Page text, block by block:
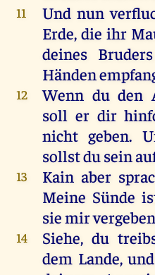
11 Und nun
Erde, die ihr
deines Bruders
Händen
12 Wenndu den
soll er dir
nicht geben.
sollst du sein
13 Kainaber
Meine Sünde
sie mir
14 Siehe, du
dem Lande,